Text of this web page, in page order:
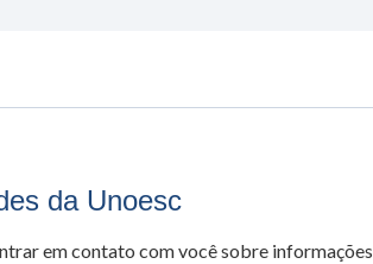
da Unoesc
em contato com você sobre informações